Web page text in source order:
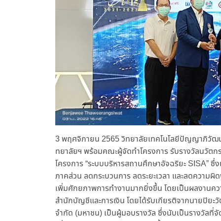
3 พฤศจิกายน 2565 วิทยาลัยเทคโนโลยีปัญญาภิวัฒ
ทยาลัยฯ พร้อมคณะผู้จัดทำโครงการ รับรางวัลนวัต
โครงการ “ระบบบริหารสถานศึกษาอัจฉริยะ SISA”
ภาคส่วน ลดกระบวนการ ลดระยะเวลา และลดความ
เพิ่มศักยภาพการทำงานมากยิ่งขึ้น โดยเป็นผลงานค
สำนักบัญชีและการเงิน โดยได้รับเกียรติจากนายปิย
จำกัด (มหาชน) เป็นผู้มอบรางวัล ซึ่งนับเป็นรางวัล